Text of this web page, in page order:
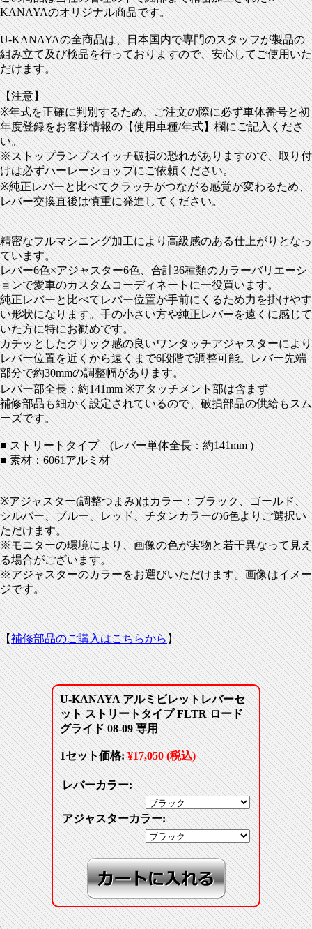
KANAYAのオリジナル商品です。
U-KANAYAの全商品は、日本国内で専門のスタッフが製品の
組み立て及び検品を行っておりますので、安心してご使用いた
だけます。
【注意】
※年式を正確に判別するため、ご注文の際に必ず車体番号と初
年度登録をお客様情報の【使用車種/年式】欄にご記入くださ
い。
※ストップランプスイッチ破損の恐れがありますので、取り付
けは必ずハーレーショップにご依頼ください。
※純正レバーと比べてクラッチがつながる感覚が変わるため、
レバー交換直後は慎重に発進してください。
精密なフルマシニング加工により高級感のある仕上がりとなっ
ています。
レバー6色×アジャスター6色、合計36種類のカラーバリエーシ
ョンで愛車のカスタムコーディネートに一役買います。
純正レバーと比べてレバー位置が手前にくるため力を掛けやす
い形状になります。手の小さい方や純正レバーを遠くに感じて
いた方に特にお勧めです。
カチッとしたクリック感の良いワンタッチアジャスターにより
レバー位置を近くから遠くまで6段階で調整可能。レバー先端
部分で約30mmの調整幅があります。
レバー部全長：約141mm ※アタッチメント部は含まず
補修部品も細かく設定されているので、破損部品の供給もスム
ーズです。
■ ストリートタイプ (レバー単体全長：約141mm )
■ 素材：6061アルミ材
※アジャスター(調整つまみ)はカラー：ブラック、ゴールド、
シルバー、ブルー、レッド、チタンカラーの6色よりご選択い
ただけます。
※モニターの環境により、画像の色が実物と若干異なって見え
る場合がございます。
※アジャスターのカラーをお選びいただけます。画像はイメー
ジです。
【補修部品のご購入はこちらから】
U-KANAYA アルミビレットレバーセ
ット ストリートタイプ FLTR ロード
グライド 08-09 専用
1セット価格:¥17,050 (税込)
レバーカラー:
アジャスターカラー: